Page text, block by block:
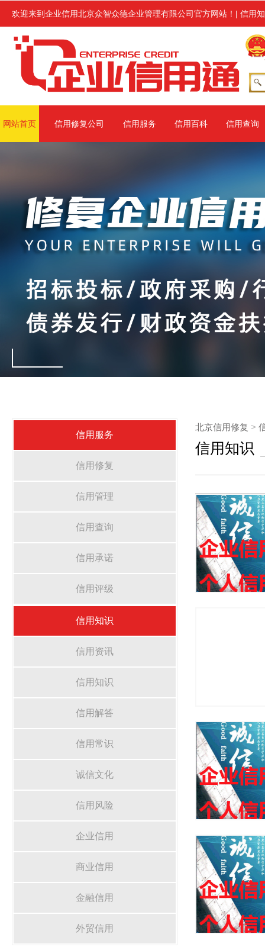
欢迎来到企业信用北京众智众德企业管理有限公司官方网站！ | 信用
罚或环保处罚的各类企业进行企业信用修复服务,修复范围涉及信
网站首页 信用修复公司 信用服务 信用百科 信用查询
信用服务
信用修复
信用管理
信用查询
信用承诺
信用评级
信用知识
信用资讯
信用知识
信用解答
信用常识
诚信文化
信用风险
企业信用
商业信用
金融信用
外贸信用
北京信用修复 >
信用知识